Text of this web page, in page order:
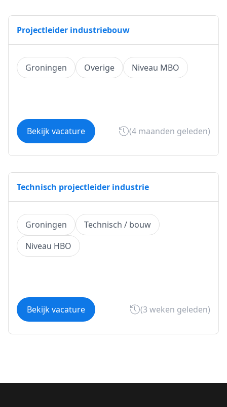
Projectleider industriebouw
Groningen Overige Niveau MBO
Bekijk vacature (4 maanden geleden)
Technisch projectleider industrie
Groningen
Technisch / bouw
Niveau HBO
Bekijk vacature (3 weken geleden)